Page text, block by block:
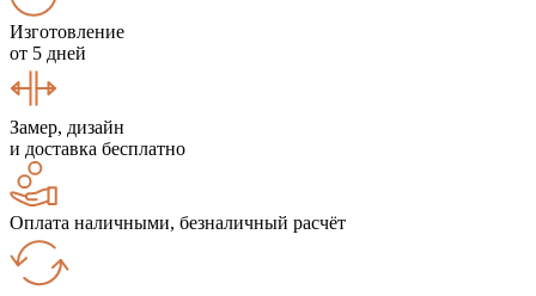
Изготовление
от 5 дней
Замер, дизайн
и доставка бесплатно
Оплата наличными, безналичный расчёт